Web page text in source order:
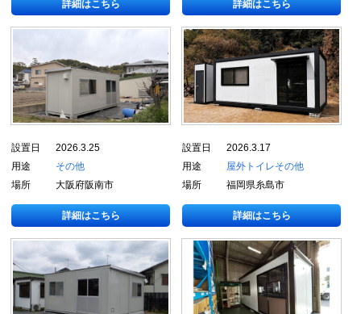
詳細はこちら 詳細はこちら
設置日
2026.3.25
用途
その他
場所
大阪府阪南市
詳細はこちら
設置日
2026.3.17
用途
屋外トイレその他
場所
福岡県糸島市
詳細はこちら